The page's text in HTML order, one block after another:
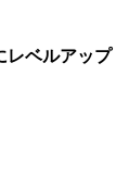
レベルアップ